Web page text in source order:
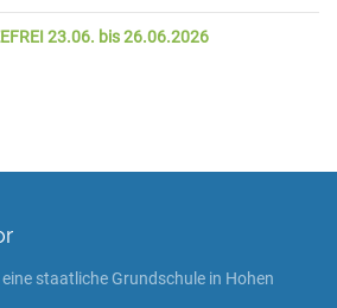
23.06. bis 26.06.2026
staatliche Grundschule in Hohen